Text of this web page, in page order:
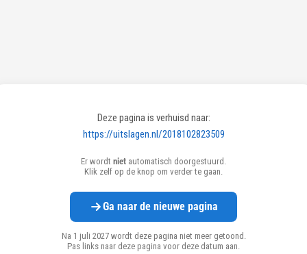
Deze pagina is verhuisd naar:
https://uitslagen.nl/2018102823509
Er wordt niet automatisch doorgestuurd.
Klik zelf op de knop om verder te gaan.
Ga naar de nieuwe pagina
Na 1 juli 2027 wordt deze pagina niet meer getoond.
Pas links naar deze pagina voor deze datum aan.